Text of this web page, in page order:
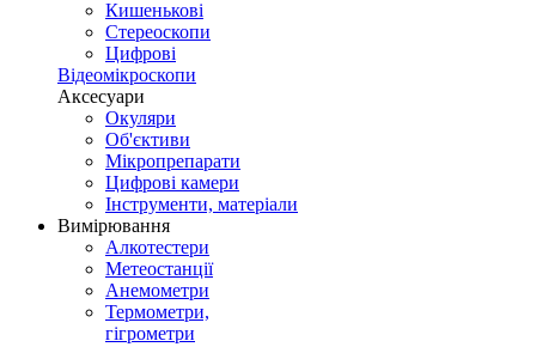
Кишенькові
Стереоскопи
Цифрові
Відеомікроскопи
Аксесуари
Окуляри
Об'єктиви
Мікропрепарати
Цифрові камери
Інструменти, матеріали
Вимірювання
Алкотестери
Метеостанції
Анемометри
Термометри,
гігрометри